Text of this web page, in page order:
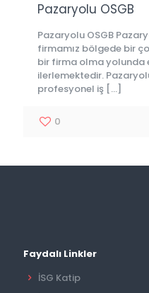
Pazaryolu OSGB
Pazaryolu OSGB
firmamız bölgede bir
bir firma olma yolunda
ilerlemektedir.
profesyonel iş […]
0
Faydalı Linkler
İSG Katip